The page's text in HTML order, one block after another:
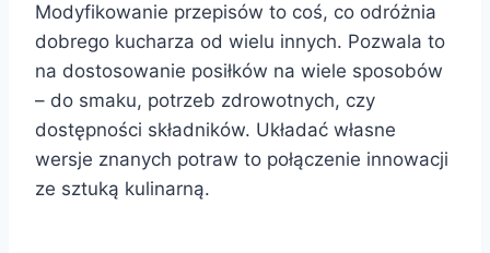
Modyfikowanie przepisów to coś, co odróżnia
dobrego kucharza od wielu innych. Pozwala to
na dostosowanie posiłków na wiele sposobów
– do smaku, potrzeb zdrowotnych, czy
dostępności składników. Układać własne
wersje znanych potraw to połączenie innowacji
ze sztuką kulinarną.